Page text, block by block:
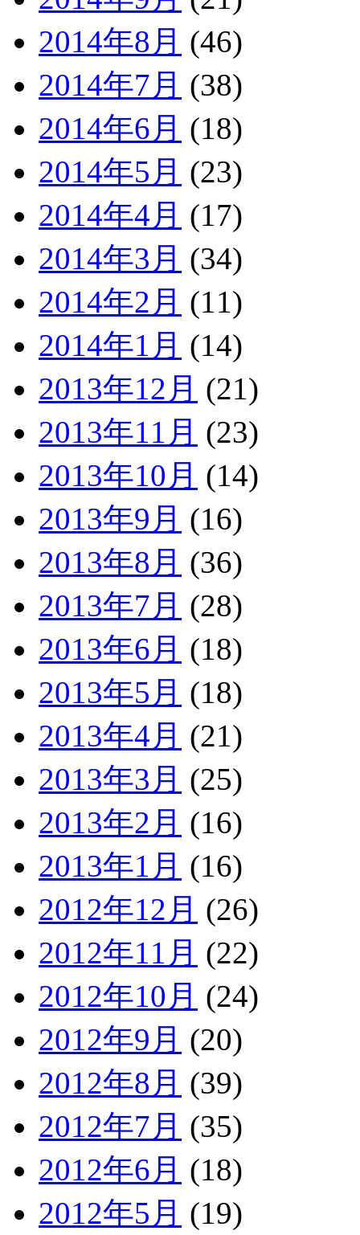
2014年8月 (46)
2014年7月 (38)
2014年6月 (18)
2014年5月 (23)
2014年4月 (17)
2014年3月 (34)
2014年2月 (11)
2014年1月 (14)
2013年12月 (21)
2013年11月 (23)
2013年10月 (14)
2013年9月 (16)
2013年8月 (36)
2013年7月 (28)
2013年6月 (18)
2013年5月 (18)
2013年4月 (21)
2013年3月 (25)
2013年2月 (16)
2013年1月 (16)
2012年12月 (26)
2012年11月 (22)
2012年10月 (24)
2012年9月 (20)
2012年8月 (39)
2012年7月 (35)
2012年6月 (18)
2012年5月 (19)